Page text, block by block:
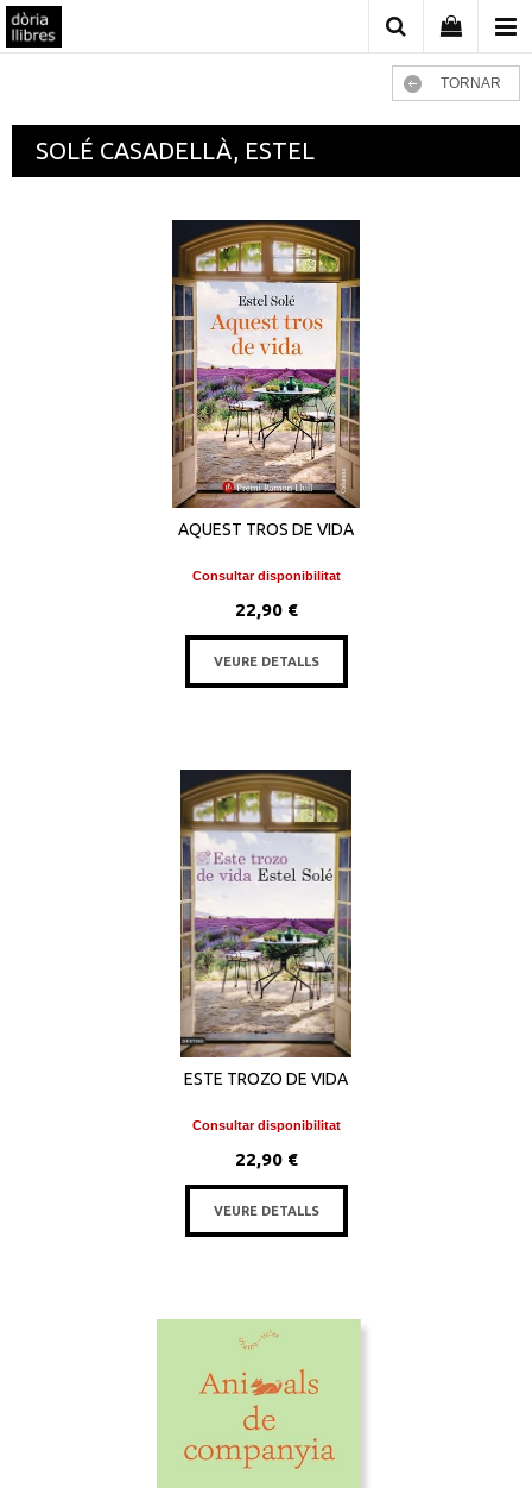
TORNAR
SOLÉ CASADELLÀ, ESTEL
AQUEST TROS DE VIDA
Consultar disponibilitat
22,90 €
VEURE DETALLS
ESTE TROZO DE VIDA
Consultar disponibilitat
22,90 €
VEURE DETALLS